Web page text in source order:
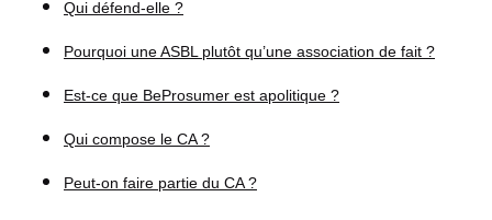
Qui défend-elle ?
Pourquoi une ASBL plutôt qu’une association de fait ?
Est-ce que BeProsumer est apolitique ?
Qui compose le CA ?
Peut-on faire partie du CA ?